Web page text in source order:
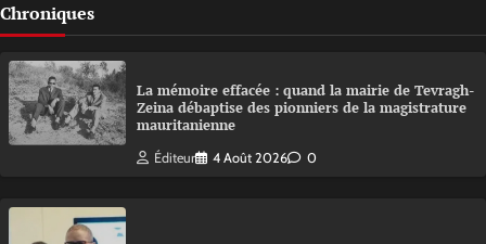
Chroniques
La mémoire effacée : quand la mairie de Tevragh-
Zeina débaptise des pionniers de la magistrature
mauritanienne
Éditeur 4 Août 2026 0